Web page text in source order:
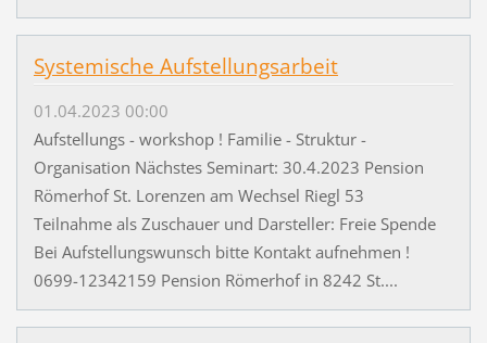
Systemische Aufstellungsarbeit
01.04.2023 00:00
Aufstellungs - workshop ! Familie - Struktur -
Organisation Nächstes Seminart: 30.4.2023 Pension
Römerhof St. Lorenzen am Wechsel Riegl 53
Teilnahme als Zuschauer und Darsteller: Freie Spende
Bei Aufstellungswunsch bitte Kontakt aufnehmen !
0699-12342159 Pension Römerhof in 8242 St....